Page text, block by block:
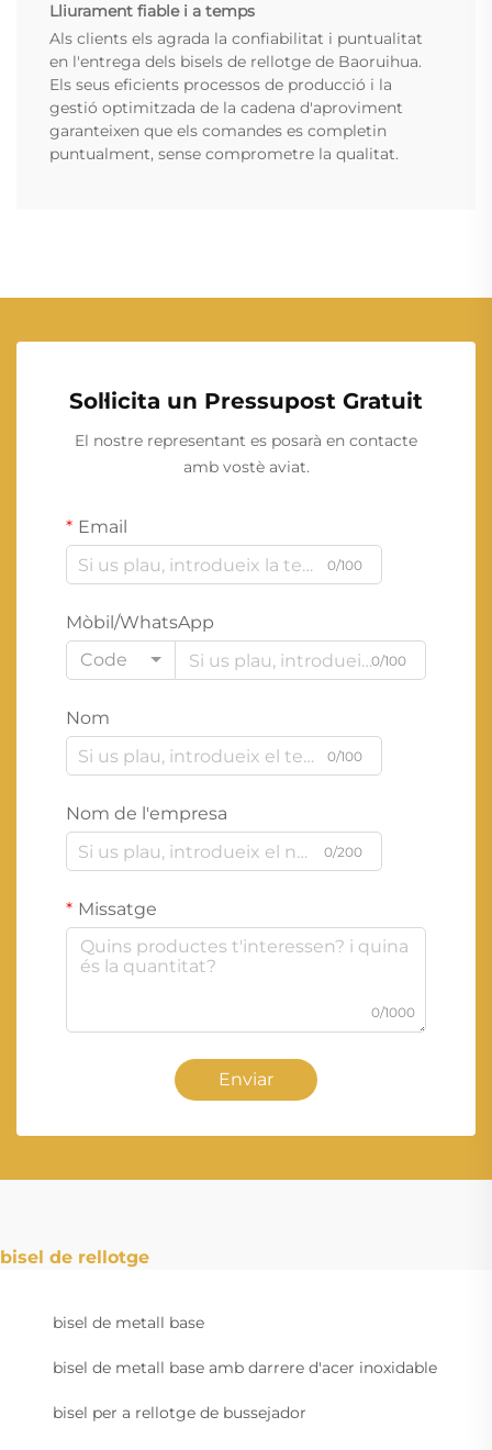
Lliurament fiable i a temps
Als clients els agrada la confiabilitat i puntualitat
en l'entrega dels bisels de rellotge de Baoruihua.
Els seus eficients processos de producció i la
gestió optimitzada de la cadena d'aproviment
garanteixen que els comandes es completin
puntualment, sense comprometre la qualitat.
Sol·licita un Pressupost Gratuit
El nostre representant es posarà en contacte
amb vostè aviat.
Email
0/100
Mòbil/WhatsApp
Code
0/100
Nom
0/100
Nom de l'empresa
0/200
Missatge
0/1000
Enviar
bisel de rellotge
bisel de metall base
bisel de metall base amb darrere d'acer inoxidable
bisel per a rellotge de bussejador